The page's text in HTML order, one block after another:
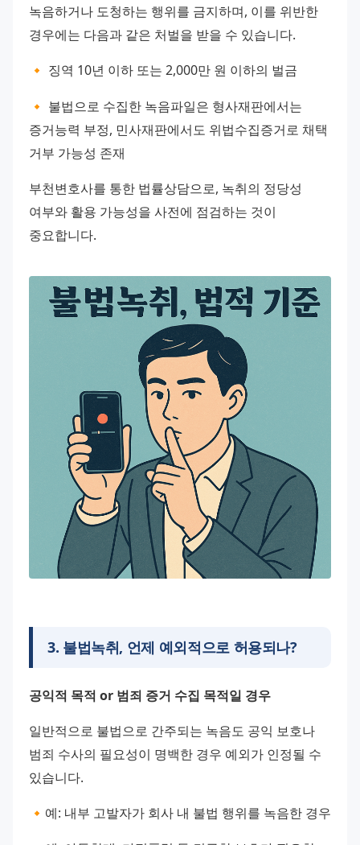
녹음하거나 도청하는 행위를 금지하며, 이를 위반한
경우에는 다음과 같은 처벌을 받을 수 있습니다.
🔸 징역 10년 이하 또는 2,000만 원 이하의 벌금
🔸 불법으로 수집한 녹음파일은 형사재판에서는
증거능력 부정, 민사재판에서도 위법수집증거로 채택
거부 가능성 존재
부천변호사를 통한 법률상담으로, 녹취의 정당성
여부와 활용 가능성을 사전에 점검하는 것이
중요합니다.
3. 불법녹취, 언제 예외적으로 허용되나?
공익적 목적 or 범죄 증거 수집 목적일 경우
일반적으로 불법으로 간주되는 녹음도 공익 보호나
범죄 수사의 필요성이 명백한 경우 예외가 인정될 수
있습니다.
🔸예: 내부 고발자가 회사 내 불법 행위를 녹음한 경우